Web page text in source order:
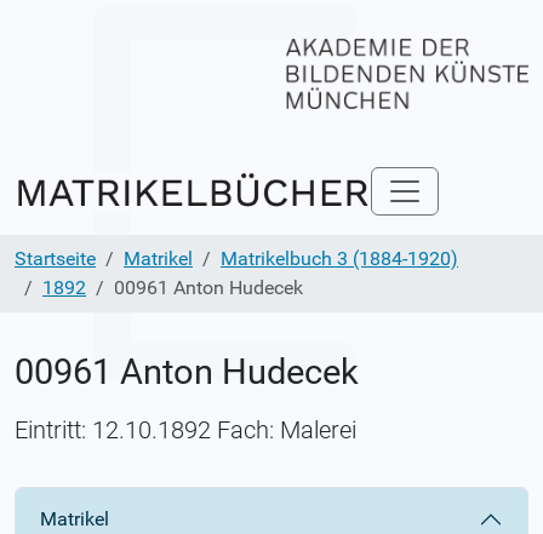
Startseite Matrikel
Matrikelbuch 3 (1884-1920)
1892
00961 Anton Hudecek
00961 Anton Hudecek
Eintritt: 12.10.1892 Fach: Malerei
Matrikel